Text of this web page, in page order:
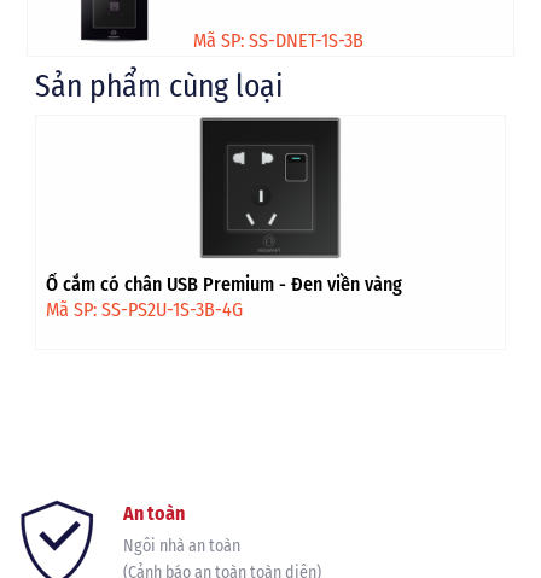
Mã SP: SS-DNET-1S-3B
Sản phẩm cùng loại
Ổ cắm có chân USB Premium - Đen viền vàng
Mã SP: SS-PS2U-1S-3B-4G
An toàn
Ngôi nhà an toàn
(Cảnh báo an toàn toàn diện)